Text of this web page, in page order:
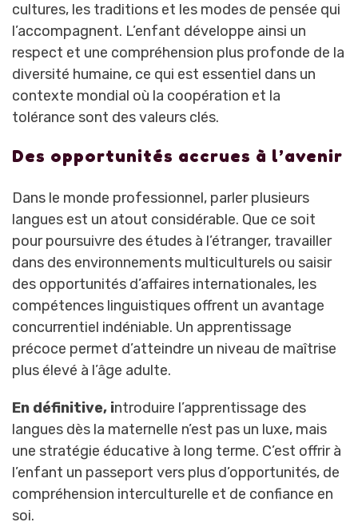
cultures, les traditions et les modes de pensée qui
l’accompagnent. L’enfant développe ainsi un
respect et une compréhension plus profonde de la
diversité humaine, ce qui est essentiel dans un
contexte mondial où la coopération et la
tolérance sont des valeurs clés.
Des opportunités accrues à l’avenir
Dans le monde professionnel, parler plusieurs
langues est un atout considérable. Que ce soit
pour poursuivre des études à l’étranger, travailler
dans des environnements multiculturels ou saisir
des opportunités d’affaires internationales, les
compétences linguistiques offrent un avantage
concurrentiel indéniable. Un apprentissage
précoce permet d’atteindre un niveau de maîtrise
plus élevé à l’âge adulte.
En définitive, introduire l’apprentissage des
langues dès la maternelle n’est pas un luxe, mais
une stratégie éducative à long terme. C’est offrir à
l’enfant un passeport vers plus d’opportunités, de
compréhension interculturelle et de confiance en
soi.